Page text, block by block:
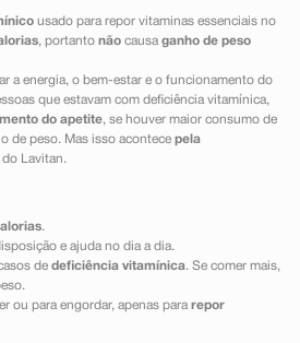
usado para repor vitaminas essenciais no
, portanto nãocausa ganho de peso
a energia, o bem-estar e o funcionamento do
que estavam com deficiência vitamínica,
do apetite, se houver maior consumo de
de peso. Mas isso acontece pela
Lavitan.
.
e ajuda no dia a dia.
de deficiência vitamínica. Se comer mais,
ou para engordar, apenas para repor